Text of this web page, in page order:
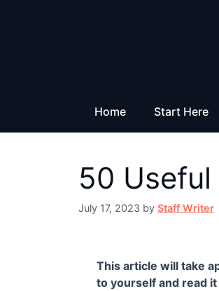
Home Start Here
50
July 17, 2023 by Staff Writer
This article will take
to yourself and read